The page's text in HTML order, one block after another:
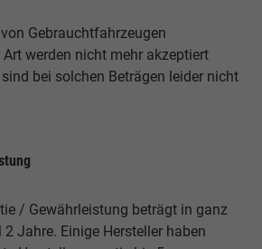
Gebrauchtfahrzeugen
werden nicht mehr akzeptiert
bei solchen Beträgen leider nicht
/ Gewährleistung beträgt in ganz
2 Jahre. Einige Hersteller haben